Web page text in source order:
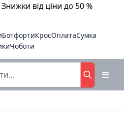
від ціни до 50 %
БотфортиКросОплатаСумка
Чоботи